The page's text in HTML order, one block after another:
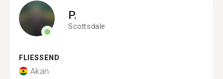
P.
Scottsdale
FLIESSEND
Akan